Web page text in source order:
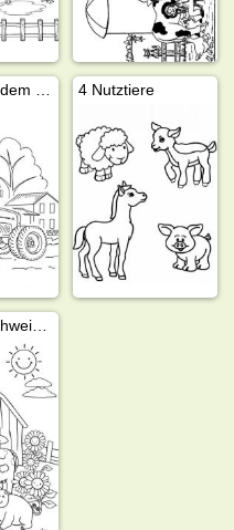
4 Nutztiere